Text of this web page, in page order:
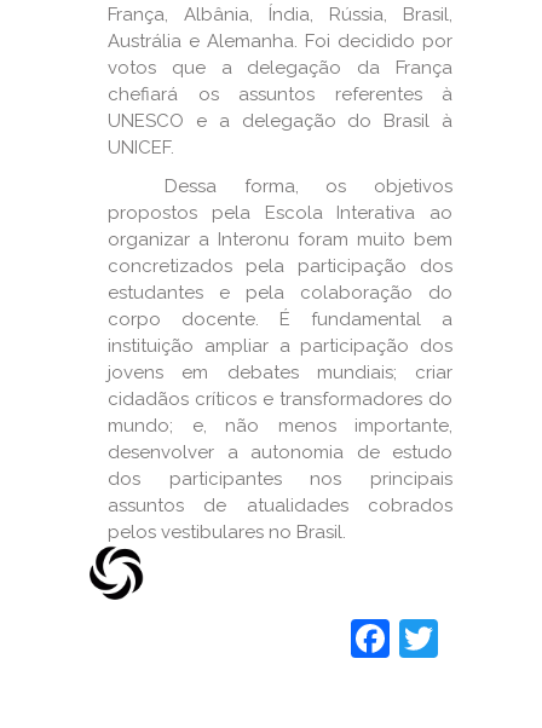
França, Albânia, Índia, Rússia, Brasil,
Austrália e Alemanha. Foi decidido por
votos que a delegação da França
chefiará os assuntos referentes à
UNESCO e a delegação do Brasil à
UNICEF.
Dessa forma, os objetivos
propostos pela Escola Interativa ao
organizar a Interonu foram muito bem
concretizados pela participação dos
estudantes e pela colaboração do
corpo docente. É fundamental a
instituição ampliar a participação dos
jovens em debates mundiais; criar
cidadãos críticos e transformadores do
mundo; e, não menos importante,
desenvolver a autonomia de estudo
dos participantes nos principais
assuntos de atualidades cobrados
pelos vestibulares no Brasil.